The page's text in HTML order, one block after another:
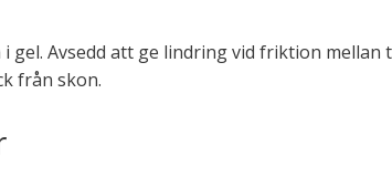
gel. Avsedd att ge lindring vid friktion mellan
från skon.